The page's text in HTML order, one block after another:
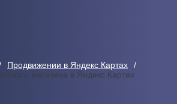
Продвижении в Яндекс Картах
магазина в Яндекс Картах